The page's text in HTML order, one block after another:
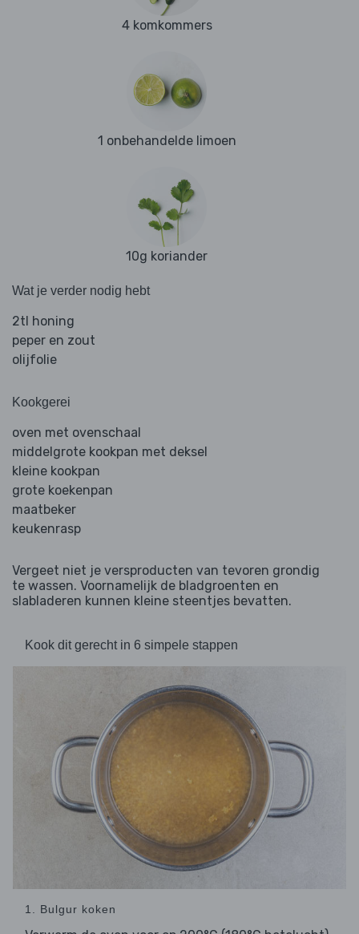
4 komkommers
1 onbehandelde limoen
10g koriander
Wat je verder nodig hebt
2tl honing
peper en zout
olijfolie
Kookgerei
oven met ovenschaal
middelgrote kookpan met deksel
kleine kookpan
grote koekenpan
maatbeker
keukenrasp
Vergeet niet je versproducten van tevoren grondig
te wassen. Voornamelijk de bladgroenten en
slabladeren kunnen kleine steentjes bevatten.
Kook dit gerecht in 6 simpele stappen
1. Bulgur koken